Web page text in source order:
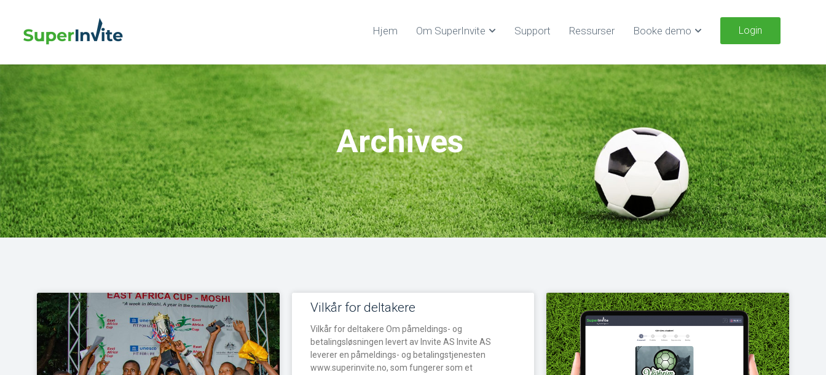
Hjem Om SuperInvite Support Ressurser Booke demo Login
Archives
Vilkår for deltakere
Vilkår for deltakere Om påmeldings- og
betalingsløsningen levert av Invite AS Invite AS
leverer en påmeldings- og betalingstjenesten
www.superinvite.no, som fungerer som et